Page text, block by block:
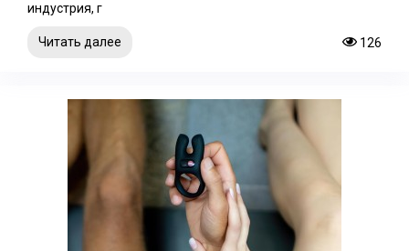
индустрия, г
Читать далее 126